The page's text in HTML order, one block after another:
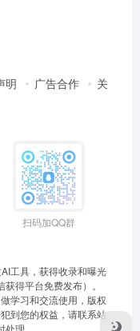
明 广告合作
关
扫码加QQ群
工具，获得收录和曝光
得平台免费发布）。
学习和交流使用，版权
到您的权益，请联系站
理。